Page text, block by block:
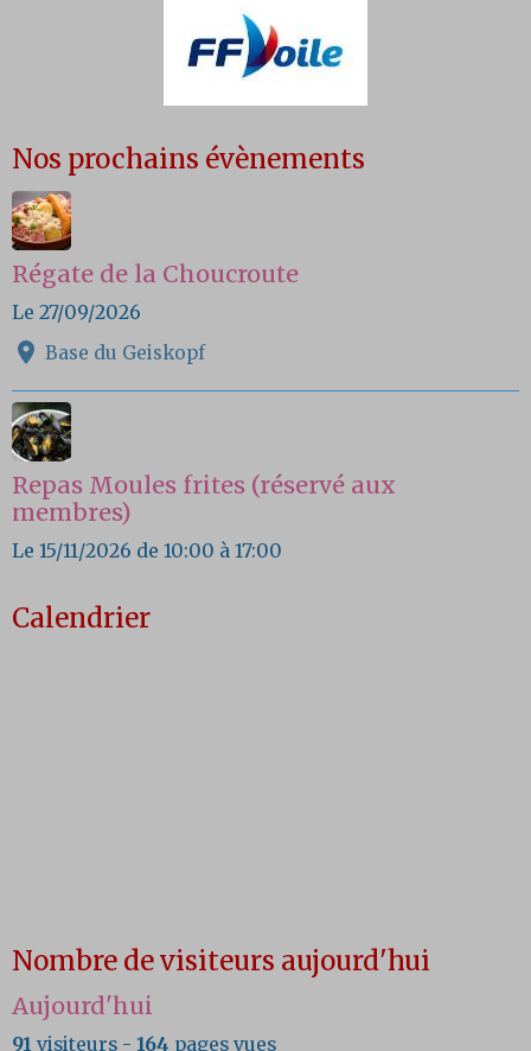
Nos prochains évènements
Régate de la Choucroute
Le 27/09/2026
Base du Geiskopf
Repas Moules frites (réservé aux
membres)
Le 15/11/2026 de 10:00 à 17:00
Calendrier
Nombre de visiteurs aujourd'hui
Aujourd'hui
91 visiteurs - 164 pages vues